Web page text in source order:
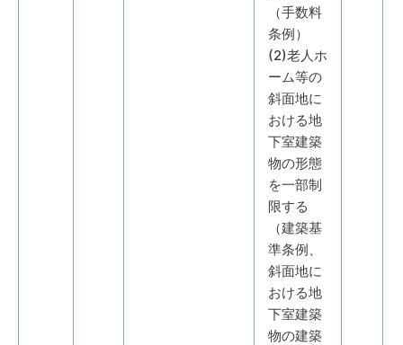
（手数料
条例）
(2)老人ホ
ーム等の
斜面地に
おける地
下室建築
物の形態
を一部制
限する
（建築基
準条例、
斜面地に
おける地
下室建築
物の建築